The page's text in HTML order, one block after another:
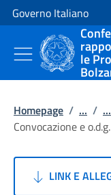
Vai al contenuto
Vai alla navigazione del
Governo Italiano
le
Homepage / ... / ...
Convocazione e
LINK E